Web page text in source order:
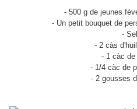
- 500 g de jeunes
- Un petit bouquet de
-
- 2 càs
- 1 càc de
- 1/4 càc de
- 2 gousses